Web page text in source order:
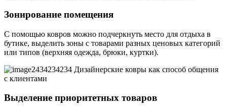
Зонирование помещения
С помощью ковров можно подчеркнуть место для отдыха в
бутике, выделить зоны с товарами разных ценовых категорий
или типов (верхняя одежда, брюки, куртки).
Выделение приоритетных товаров